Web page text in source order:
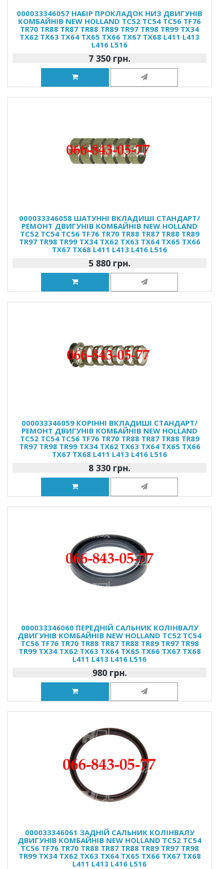
000033346057 НАБІР ПРОКЛАДОК НИЗ ДВИГУНІВ
КОМБАЙНІВ NEW HOLLAND TC52 TC54 TC56 TF76
TR70 TR88 TR87 TR88 TR89 TR97 TR98 TR99 TX34
TX62 TX63 TX64 TX65 TX66 TX67 TX68 L411 L413
L416 L516
7 350 грн.
000033346058 ШАТУННІ ВКЛАДИШІ СТАНДАРТ/
РЕМОНТ ДВИГУНІВ КОМБАЙНІВ NEW HOLLAND
TC52 TC54 TC56 TF76 TR70 TR88 TR87 TR88 TR89
TR97 TR98 TR99 TX34 TX62 TX63 TX64 TX65 TX66
TX67 TX68 L411 L413 L416 L516
5 880 грн.
000033346059 КОРІННІ ВКЛАДИШІ СТАНДАРТ/
РЕМОНТ ДВИГУНІВ КОМБАЙНІВ NEW HOLLAND
TC52 TC54 TC56 TF76 TR70 TR88 TR87 TR88 TR89
TR97 TR98 TR99 TX34 TX62 TX63 TX64 TX65 TX66
TX67 TX68 L411 L413 L416 L516
8 330 грн.
000033346060 ПЕРЕДНІЙ САЛЬНИК КОЛІНВАЛУ
ДВИГУНІВ КОМБАЙНІВ NEW HOLLAND TC52 TC54
TC56 TF76 TR70 TR88 TR87 TR88 TR89 TR97 TR98
TR99 TX34 TX62 TX63 TX64 TX65 TX66 TX67 TX68
L411 L413 L416 L516
980 грн.
000033346061 ЗАДНІЙ САЛЬНИК КОЛІНВАЛУ
ДВИГУНІВ КОМБАЙНІВ NEW HOLLAND TC52 TC54
TC56 TF76 TR70 TR88 TR87 TR88 TR89 TR97 TR98
TR99 TX34 TX62 TX63 TX64 TX65 TX66 TX67 TX68
L411 L413 L416 L516